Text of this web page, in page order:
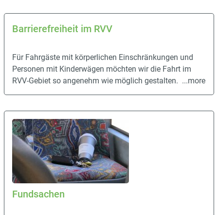
Barrierefreiheit im RVV
Für Fahrgäste mit körperlichen Einschränkungen und
Personen mit Kinderwägen möchten wir die Fahrt im
RVV-Gebiet so angenehm wie möglich gestalten. ...more
Fundsachen